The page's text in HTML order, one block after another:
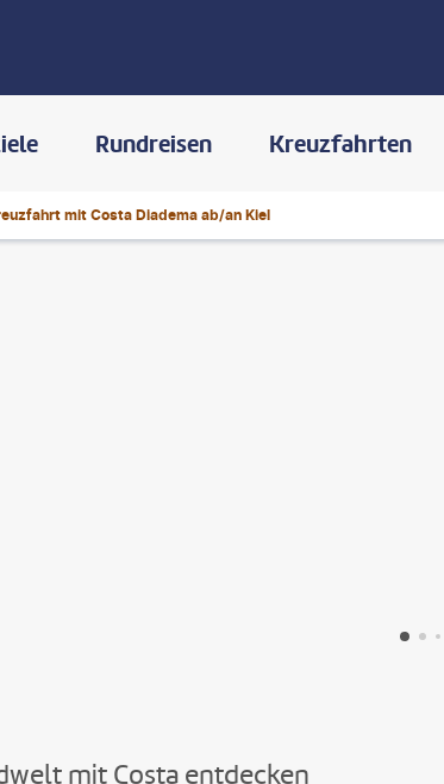
Rundreisen Kreuzfahrten
mit Costa Diadema ab/an Kiel
mit Costa entdecken